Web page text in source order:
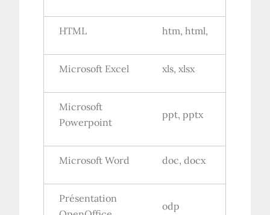
HTML htm, html,
Microsoft Excel xls, xlsx
Microsoft
Powerpoint
ppt, pptx
Microsoft Word doc, docx
Présentation
odp